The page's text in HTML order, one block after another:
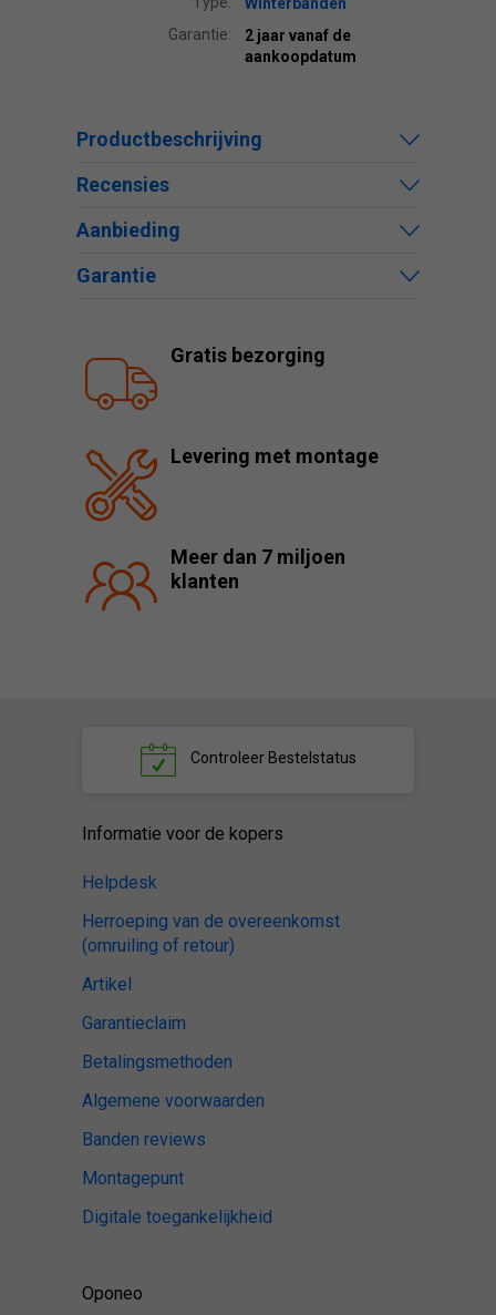
Garantie:
2 jaar vanaf de
aankoopdatum
Productbeschrijving
Recensies
Aanbieding
Garantie
Gratis bezorging
Levering met montage
Meer dan 7 miljoen
klanten
ControleerBestelstatus
Informatie voor de kopers
Helpdesk
Herroeping van de overeenkomst
(omruiling of retour)
Artikel
Garantieclaim
Betalingsmethoden
Algemene voorwaarden
Banden reviews
Montagepunt
Digitale toegankelijkheid
Oponeo